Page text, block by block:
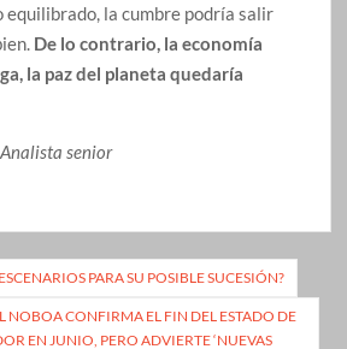
equilibrado, la cumbre podría salir
De lo contrario, la economía
la paz del planeta quedaría
senior
PARA SU POSIBLE SUCESIÓN?
NOBOA CONFIRMA EL FIN DEL ESTADO DE
EN JUNIO, PERO ADVIERTE ‘NUEVAS